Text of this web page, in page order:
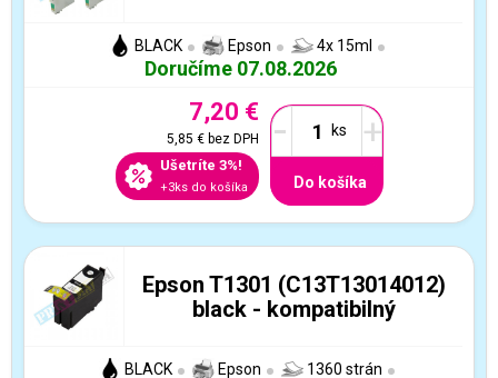
BLACK Epson 4x 15ml
Doručíme 07.08.2026
7,20 €
5,85 €bez DPH
Ušetríte 3%!
+3ks do košíka
- +
Do košíka
Epson T1301 (C13T13014012)
black - kompatibilný
BLACK Epson 1360 strán